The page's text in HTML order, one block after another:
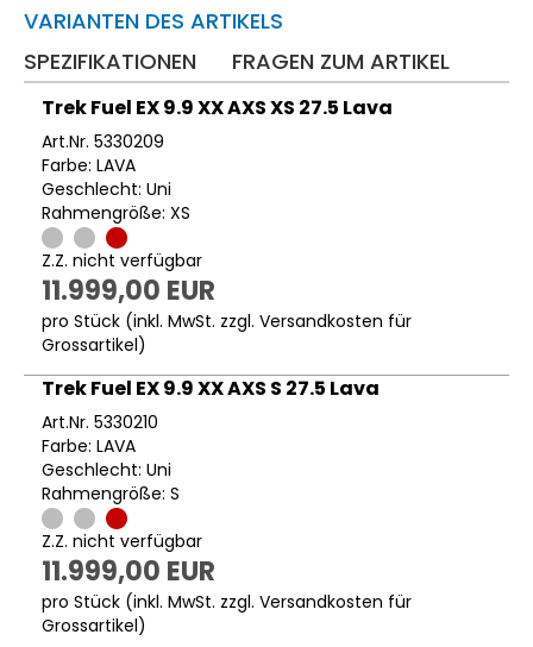
VARIANTEN DES ARTIKELS
SPEZIFIKATIONEN
FRAGEN ZUM ARTIKEL
Trek Fuel EX 9.9 XX AXS XS 27.5 Lava
Art.Nr. 5330209
Farbe: LAVA
Geschlecht: Uni
Rahmengröße: XS
Z.Z. nicht verfügbar
11.999,00 EUR
pro Stück (inkl. MwSt. zzgl. Versandkosten für
Grossartikel)
Trek Fuel EX 9.9 XX AXS S 27.5 Lava
Art.Nr. 5330210
Farbe: LAVA
Geschlecht: Uni
Rahmengröße: S
Z.Z. nicht verfügbar
11.999,00 EUR
pro Stück (inkl. MwSt. zzgl. Versandkosten für
Grossartikel)